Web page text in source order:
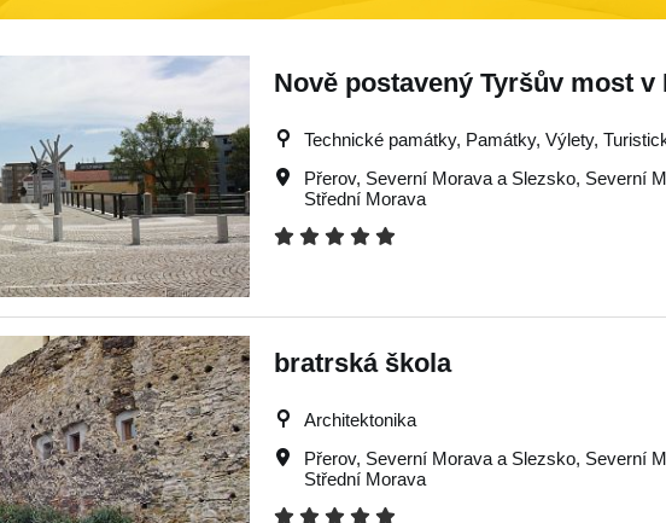
Nově postavený Tyršův most v
Technické památky, Památky, Výlety,
Přerov, Severní Morava a Slezsko, Severní
Střední Morava
bratrská škola
Architektonika
Přerov, Severní Morava a Slezsko, Severní
Střední Morava